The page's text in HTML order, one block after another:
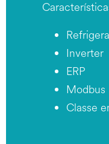
Inverter
ERP
Modbus
Classe